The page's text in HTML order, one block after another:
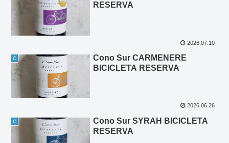
RESERVA
2026.07.10
C
Cono Sur CARMENERE
BICICLETA RESERVA
2026.06.26
C
Cono Sur SYRAH BICICLETA
RESERVA